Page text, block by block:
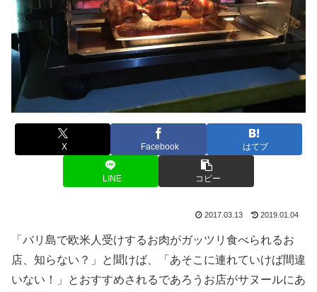
X Facebook はてブ
LINE コピー
2017.03.13 2019.01.04
「バリ島で欧米人受けするお肉がガッツリ食べられるお
店、知らない？」と聞けば、「あそこに連れていけば間違
いない！」とおすすめされるであろうお店がサヌールにあ